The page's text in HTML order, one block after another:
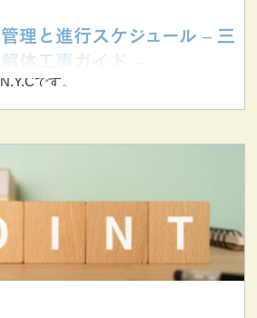
理と進行スケジュール – 三
体工事ガイド –
です。
拠点に、三重県を中心に東海三県で
します。